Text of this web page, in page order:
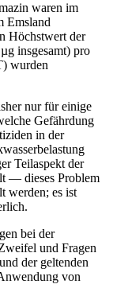
waren im
Emsland
Höchstwert der
insgesamt) pro
wurden
nur für einige
Gefährdung
in der
Teilaspekt der
— dieses Problem
werden; es ist
bei der
und Fragen
der geltenden
von